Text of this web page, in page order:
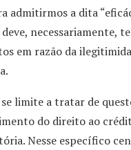
admitirmos a dita
em razão da
limite a tratar de
do direito ao
Nesse específico